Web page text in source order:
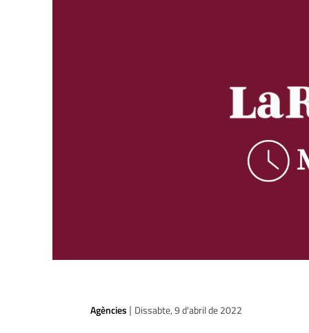
Agències | Dissabte, 9 d'abril de 2022